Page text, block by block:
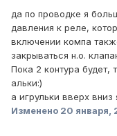
да по проводке я
давления к реле,
включении компа
закрываться н.о.
Пока 2 контура
альки:)
а игрульки вверх
Изменено 20 января,